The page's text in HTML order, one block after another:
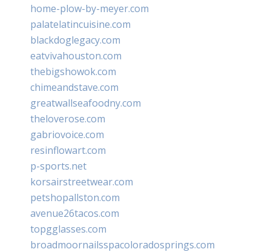
home-plow-by-meyer.com
palatelatincuisine.com
blackdoglegacy.com
eatvivahouston.com
thebigshowok.com
chimeandstave.com
greatwallseafoodny.com
theloverose.com
gabriovoice.com
resinflowart.com
p-sports.net
korsairstreetwear.com
petshopallston.com
avenue26tacos.com
topgglasses.com
broadmoornailsspacoloradosprings.com